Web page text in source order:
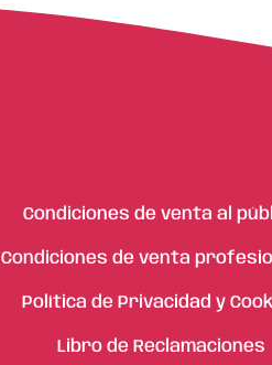
Condiciones de venta al
Condiciones de venta
Política de Privacidad y
Libro de Reclamaciones